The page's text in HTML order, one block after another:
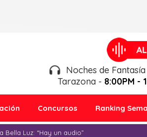
Noches de
Tarazona - 8:00PM -
Concursos Ranking
Luz: “Hay un audio”